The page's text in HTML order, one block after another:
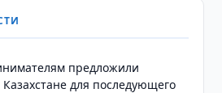
предложили
для последующего